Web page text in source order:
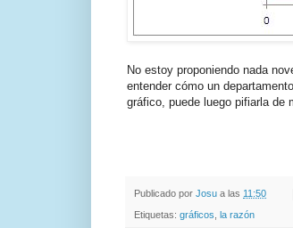
No estoy proponiendo nada
entender cómo un
gráfico, puede luego pifiarla de
Publicado por Josu a las 11:50
Etiquetas: gráficos, la razón